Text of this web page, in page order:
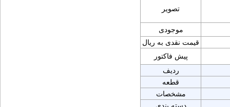
تصویر
موجودی
قیمت نقدی به ریال
پیش فاکتور
ردیف
قطعه
مشخصات